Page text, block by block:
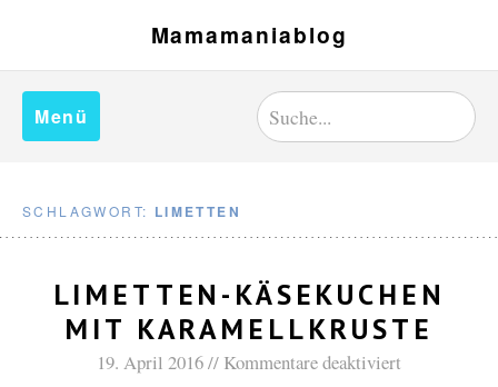
Mamamaniablog
Menü
SCHLAGWORT: LIMETTEN
LIMETTEN-KÄSEKUCHEN
MIT KARAMELLKRUSTE
19. April 2016 Kommentare deaktiviert